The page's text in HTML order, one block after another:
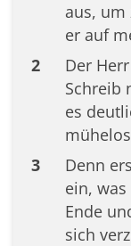
aus, um
er auf
2
Der
Schreib
es
3
Denn
ein,
Ende
sich